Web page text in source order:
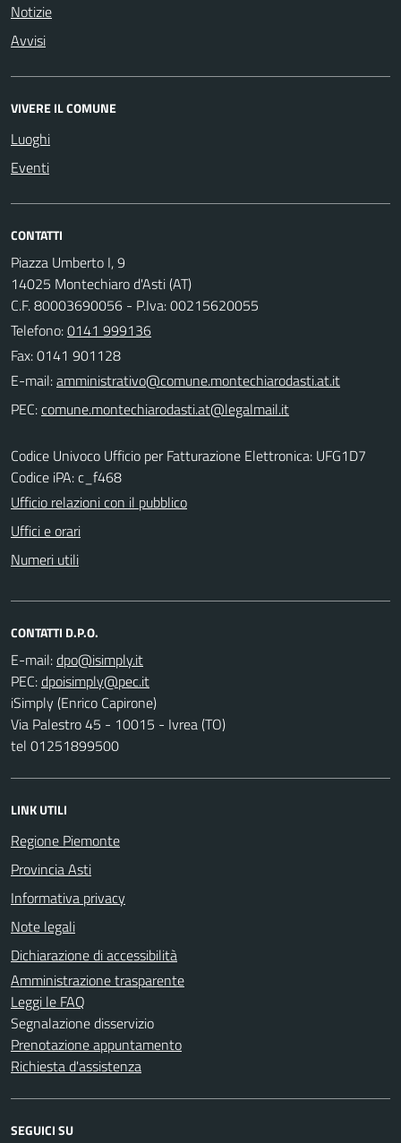
Notizie
Avvisi
VIVERE IL COMUNE
Luoghi
Eventi
CONTATTI
Piazza Umberto I, 9
14025 Montechiaro d'Asti (AT)
C.F. 80003690056 - P.Iva: 00215620055
Telefono:0141 999136
Fax: 0141 901128
E-mail:
PEC:
Codice Univoco Ufficio per Fatturazione Elettronica: UFG1D7
Codice iPA: c_f468
Ufficio relazioni con il pubblico
Uffici e orari
Numeri utili
CONTATTI D.P.O.
E-mail:
PEC:
iSimply (Enrico Capirone)
Via Palestro 45 - 10015 - Ivrea (TO)
tel 01251899500
LINK UTILI
Regione Piemonte
Provincia Asti
Informativa privacy
Note legali
Dichiarazione di accessibilità
Amministrazione trasparente
Leggi le FAQ
Segnalazione disservizio
Prenotazione appuntamento
Richiesta d'assistenza
SEGUICI SU